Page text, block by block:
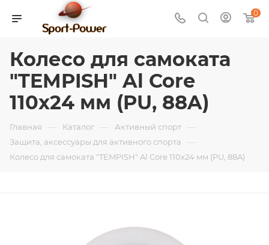
0
Колесо для самоката
"TEMPISH" Al Core
110x24 мм (PU, 88A)
Главная — Каталог — Активный спорт —
Защита, аксессуары для активного спорта —
Колесо для самоката "TEMPISH" Al Core 110x24 мм (PU, 88A)